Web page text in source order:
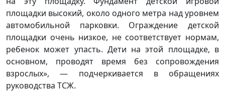
площадки высокий, около одного метра над уровнем
автомобильной парковки. Ограждение детской
площадки очень низкое, не соответствует нормам,
ребенок может упасть. Дети на этой площадке, в
основном, проводят время без сопровождения
взрослых», — подчеркивается в обращениях
руководства ТСЖ.